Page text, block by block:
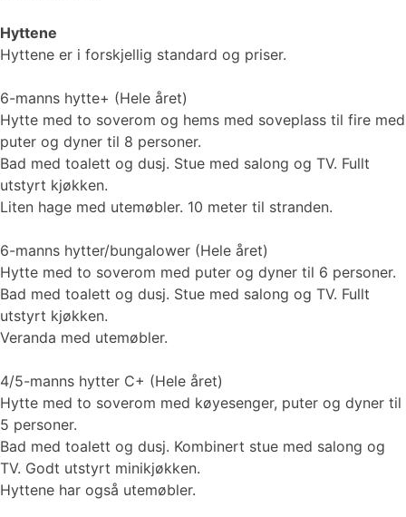
Hyttene
Hyttene er i forskjellig standard og priser.
6-manns hytte+ (Hele året)
Hytte med to soverom og hems med soveplass til fire med
puter og dyner til 8 personer.
Bad med toalett og dusj. Stue med salong og TV. Fullt
utstyrt kjøkken.
Liten hage med utemøbler. 10 meter til stranden.
6-manns hytter/bungalower (Hele året)
Hytte med to soverom med puter og dyner til 6 personer.
Bad med toalett og dusj. Stue med salong og TV. Fullt
utstyrt kjøkken.
Veranda med utemøbler.
4/5-manns hytter C+ (Hele året)
Hytte med to soverom med køyesenger, puter og dyner til
5 personer.
Bad med toalett og dusj. Kombinert stue med salong og
TV. Godt utstyrt minikjøkken.
Hyttene har også utemøbler.